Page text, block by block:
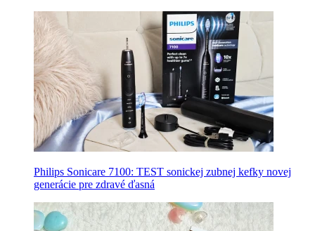
Philips Sonicare 7100: TEST sonickej zubnej kefky novej
generácie pre zdravé ďasná